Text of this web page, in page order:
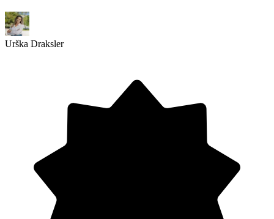
Urška Draksler